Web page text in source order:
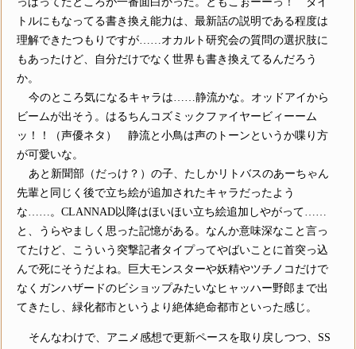
トルにもなってる書き換え能力は、最新話の説明である程度は
理解できたつもりですが……オカルト研究会の質問の選択肢に
もあったけど、自分だけでなく世界も書き換えてるんだろう
か。
今のところ気になるキャラは……静流かな。オッドアイから
ビームが出そう。はるちんコズミックファイヤービィーーム
ッ！！（声優ネタ） 静流と小鳥は声のトーンというか喋り方
が可愛いな。
あと新聞部（だっけ？）の子、たしかリトバスのあーちゃん
先輩と同じく後で立ち絵が追加されたキャラだったよう
な……。CLANNAD以降はほいほい立ち絵追加しやがって……
と、うらやましく思った記憶がある。なんか意味深なこと言っ
てたけど、こういう突撃記者タイプってやばいことに首突っ込
んで死にそうだよね。巨大モンスターや妖精やツチノコだけで
なくガンハザードのビショップみたいなヒャッハー野郎まで出
てきたし、緑化都市というより絶体絶命都市といった感じ。
そんなわけで、アニメ感想で更新ペースを取り戻しつつ、SS